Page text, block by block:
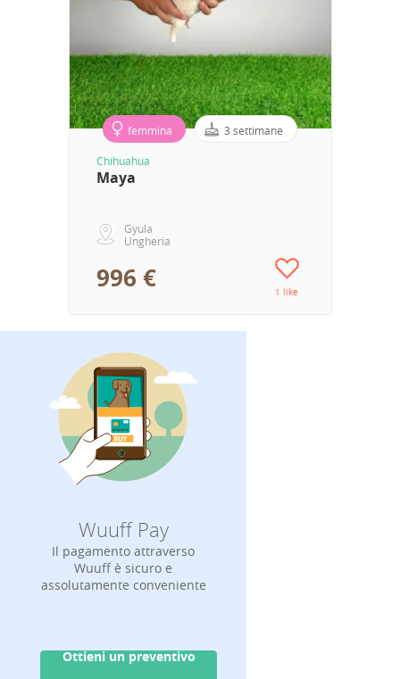
femmina 3 settimane
Chihuahua
Maya
Gyula
Ungheria
996 € 1 like
Wuuff Pay
Il pagamento attraverso
Wuuff è sicuro e
assolutamente conveniente
Ottieni un preventivo